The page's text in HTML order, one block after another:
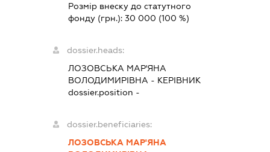
Розмір внеску до статутного
фонду (грн.): 30 000 (100 %)
dossier.heads:
ЛОЗОВСЬКА МАР'ЯНА
ВОЛОДИМИРІВНА - КЕРІВНИК
dossier.position -
dossier.beneficiaries:
ЛОЗОВСЬКА МАР'ЯНА